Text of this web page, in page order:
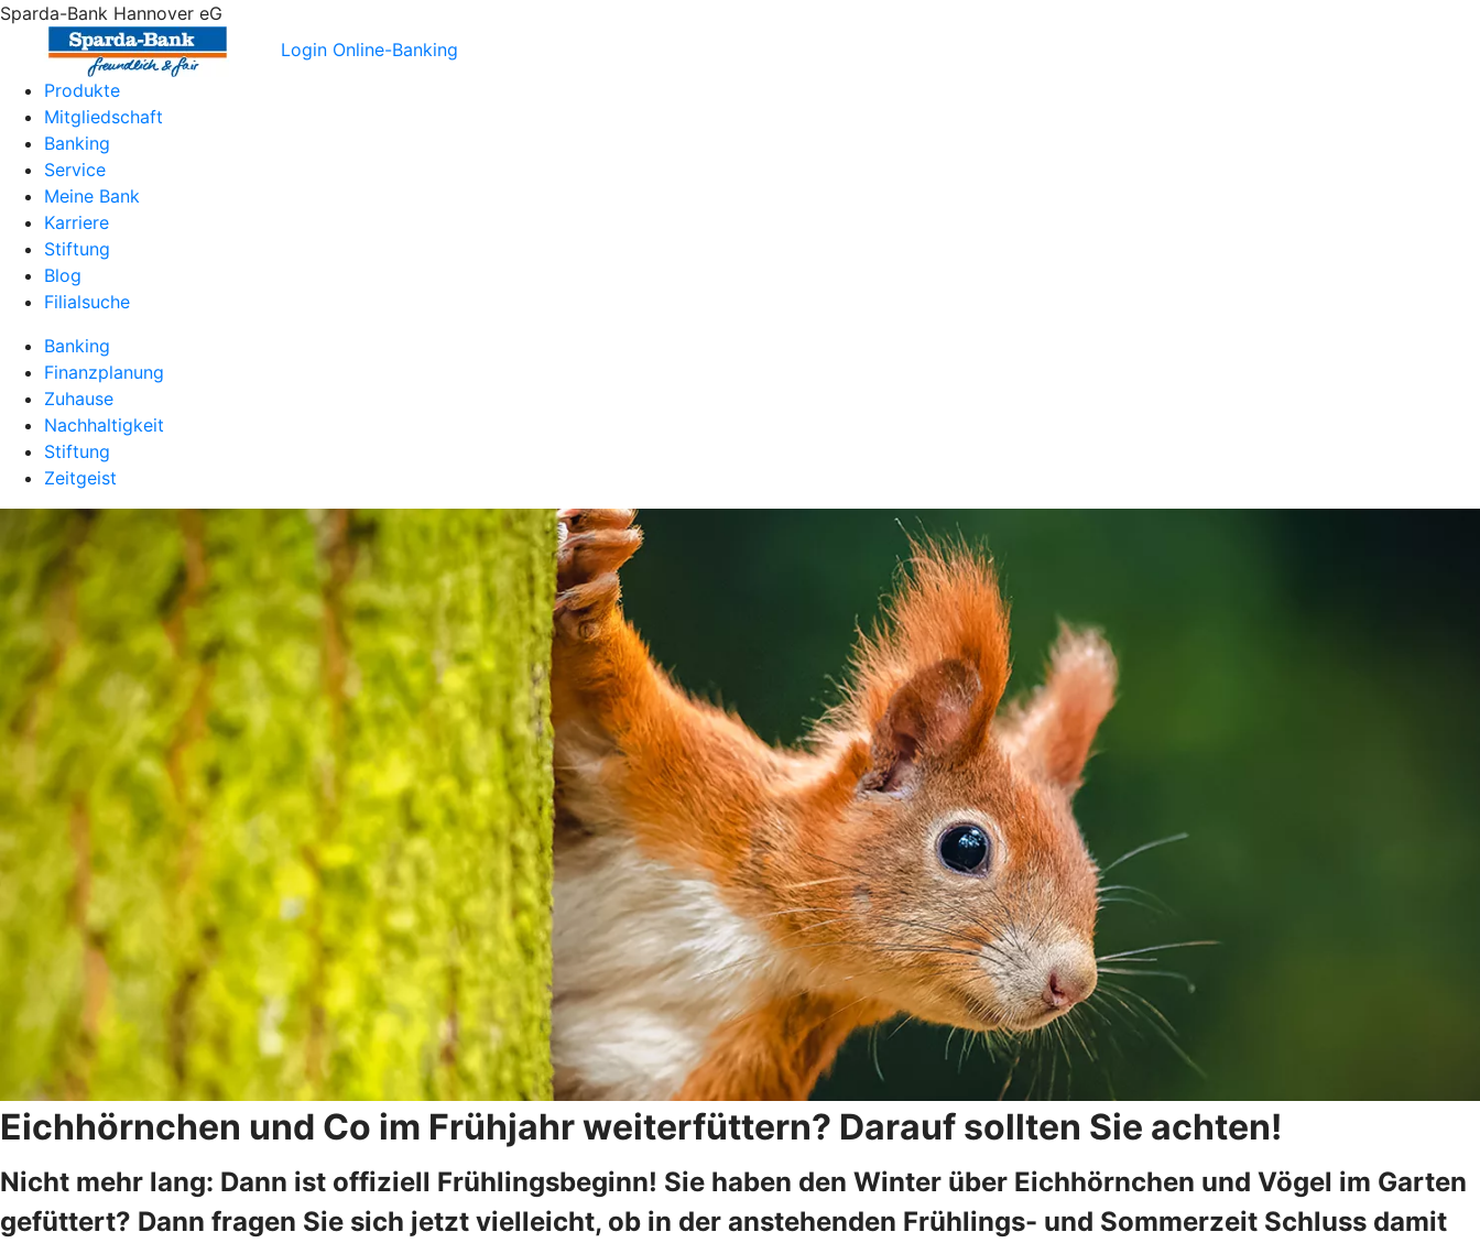
Sparda-Bank Hannover eG
Login Online-Banking
Produkte
Mitgliedschaft
Banking
Service
Meine Bank
Karriere
Stiftung
Blog
Filialsuche
Banking
Finanzplanung
Zuhause
Nachhaltigkeit
Stiftung
Zeitgeist
Eichhörnchen und Co im Frühjahr weiterfüttern? Darauf sollten Sie achten!
Nicht mehr lang: Dann ist offiziell Frühlingsbeginn! Sie haben den Winter über Eichhörnchen und Vögel im Garten
gefüttert? Dann fragen Sie sich jetzt vielleicht, ob in der anstehenden Frühlings- und Sommerzeit Schluss damit